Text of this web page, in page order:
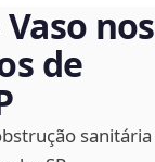
nos
de
sanitária